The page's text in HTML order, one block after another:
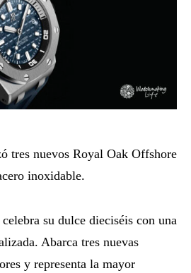
tres nuevos Royal Oak Offshore
inoxidable.
su dulce dieciséis con una
Abarca tres nuevas
y representa la mayor